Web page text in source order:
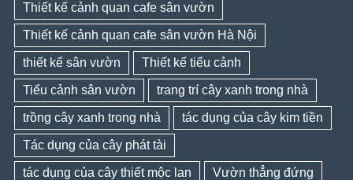
Thiết kế cảnh quan cafe sân vườn
Thiết kế cảnh quan cafe sân vườn Hà Nội
thiết kế sân vườn Thiết kế tiểu cảnh
Tiểu cảnh sân vườn trang trí cây xanh trong nhà
trồng cây xanh trong nhà tác dụng của cây kim tiền
Tác dụng của cây phát tài
tác dụng của cây thiết mộc lan Vườn thẳng đứng